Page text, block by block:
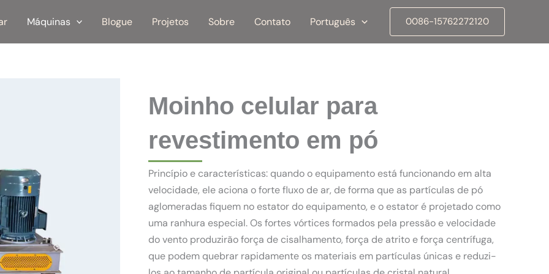
Máquinas Blogue Projetos Sobre Contato Português 0086-15762272120
Moinho celular para
revestimento em pó
Princípio e características: quando o equipamento está funcionando em alta
velocidade, ele aciona o forte fluxo de ar, de forma que as partículas de pó
aglomeradas fiquem no estator do equipamento, e o estator é projetado como
uma ranhura especial. Os fortes vórtices formados pela pressão e velocidade
do vento produzirão força de cisalhamento, força de atrito e força centrífuga,
que podem quebrar rapidamente os materiais em partículas únicas e reduzi-